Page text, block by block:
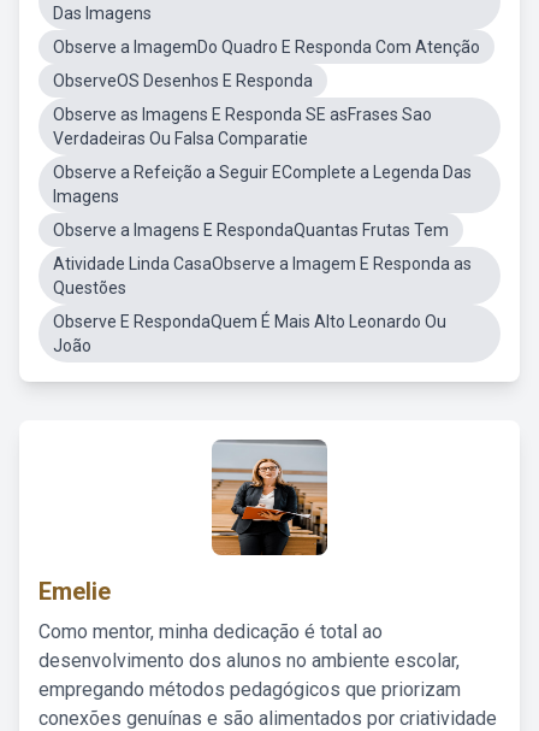
Das Imagens
Observe a ImagemDo Quadro E Responda Com Atenção
ObserveOS Desenhos E Responda
Observe as Imagens E Responda SE asFrases Sao
Verdadeiras Ou Falsa Comparatie
Observe a Refeição a Seguir EComplete a Legenda Das
Imagens
Observe a Imagens E RespondaQuantas Frutas Tem
Atividade Linda CasaObserve a Imagem E Responda as
Questões
Observe E RespondaQuem É Mais Alto Leonardo Ou
João
Emelie
Como mentor, minha dedicação é total ao
desenvolvimento dos alunos no ambiente escolar,
empregando métodos pedagógicos que priorizam
conexões genuínas e são alimentados por criatividade